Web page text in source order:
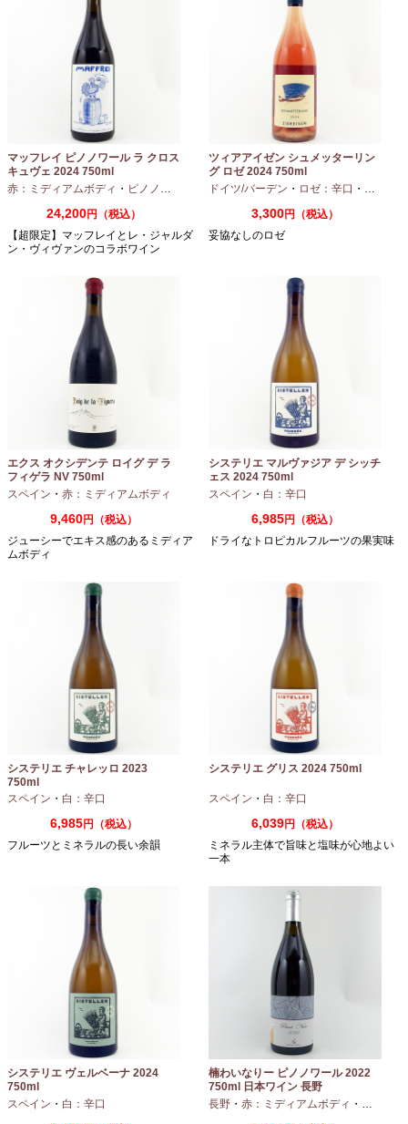
マッフレイ ピノノワール ラ クロス
キュヴェ 2024 750ml
赤：ミディアムボディ ・ ピノノワール
24,200円（税込）
【超限定】マッフレイとレ・ジャルダ
ン・ヴィヴァンのコラボワイン
ツィアアイゼン シュメッターリン
グ ロゼ 2024 750ml
ドイツ/バーデン ・ ロゼ：辛口 ・ ピノノ
3,300円（税込）
妥協なしのロゼ
エクス オクシデンテ ロイグ デ ラ
フィゲラ NV 750ml
（2022/2023）
スペイン ・ 赤：ミディアムボディ
9,460円（税込）
ジューシーでエキス感のあるミディア
ムボディ
システリエ マルヴァジア デ シッチ
ェス 2024 750ml
スペイン ・ 白：辛口
6,985円（税込）
ドライなトロピカルフルーツの果実味
システリエ チャレッロ 2023
750ml
スペイン ・ 白：辛口
6,985円（税込）
フルーツとミネラルの長い余韻
システリエ グリス 2024 750ml
スペイン ・ 白：辛口
6,039円（税込）
ミネラル主体で旨味と塩味が心地よい
一本
システリエ ヴェルベーナ 2024
750ml
スペイン ・ 白：辛口
楠わいなりー ピノノワール 2022
750ml 日本ワイン 長野
長野 ・ 赤：ミディアムボディ ・